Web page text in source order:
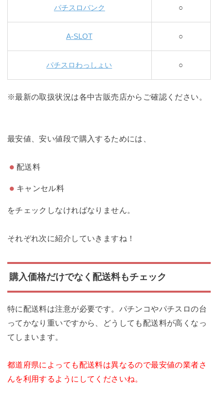
パチスロバンク ○
A-SLOT ○
パチスロわっしょい ○
※最新の取扱状況は各中古販売店からご確認ください。
最安値、安い値段で購入するためには、
配送料
キャンセル料
をチェックしなければなりません。
それぞれ次に紹介していきますね！
購入価格だけでなく配送料もチェック
特に配送料は注意が必要です。パチンコやパチスロの台
ってかなり重いですから、どうしても配送料が高くなっ
てしまいます。
都道府県によっても配送料は異なるので最安値の業者さ
んを利用するようにしてくださいね。